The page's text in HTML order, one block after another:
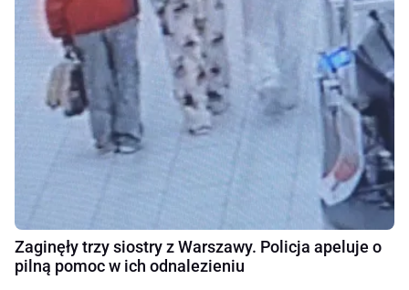
Zaginęły trzy siostry z Warszawy. Policja apeluje o
pilną pomoc w ich odnalezieniu